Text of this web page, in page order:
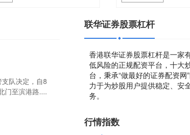
队决定，自8
门至滨港路....
联华证券股票杠杆
香港联华证券股票杠杆是一家
低风险的正规配资平台，十大
台，秉承“做最好的证券配资网
力于为炒股用户提供稳定、安
务。
行情指数